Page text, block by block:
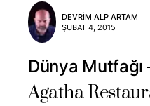
DEVRIM ALP ARTAM
ŞUBAT 4, 2015
Dünya Mutfağı
Agatha